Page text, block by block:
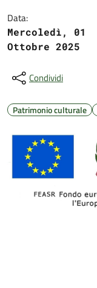
Data:
Mercoledì, 01
Ottobre 2025
Condividi
Patrimonio culturale